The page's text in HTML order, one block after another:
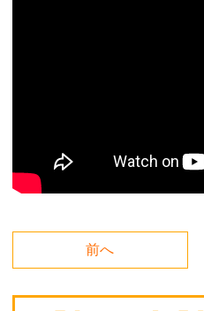
前へ